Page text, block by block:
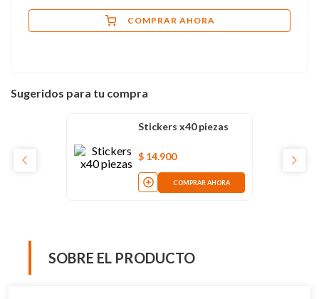
COMPRAR AHORA
Sugeridos para tu compra
Stickers x40 piezas
$ 14.900
COMPRAR AHORA
SOBRE EL PRODUCTO